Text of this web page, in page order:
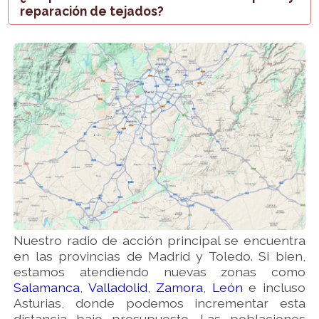
reparación de tejados?
Nuestro radio de acción principal se encuentra
en las provincias de Madrid y Toledo. Si bien,
estamos atendiendo nuevas zonas como
Salamanca, Valladolid, Zamora, Leóne incluso
Asturias, donde podemos incrementar esta